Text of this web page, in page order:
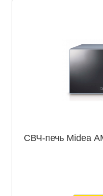
СВЧ-печь Midea